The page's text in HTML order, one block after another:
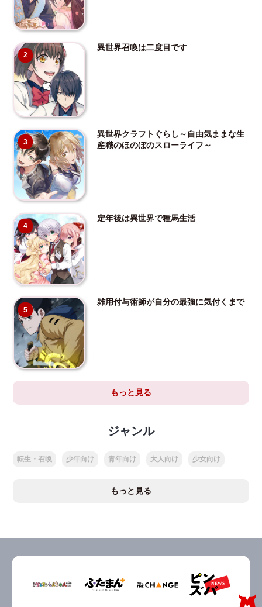
2
異世界召喚は二度目です
3
異世界クラフトぐらし～自由気ままな生
産職のほのぼのスローライフ～
4
定年後は異世界で種馬生活
5
雑用付与術師が自分の最強に気付くまで
もっと見る
ジャンル
転生・召喚 少年向け 青年向け 大人向け 少女向け
もっと見る